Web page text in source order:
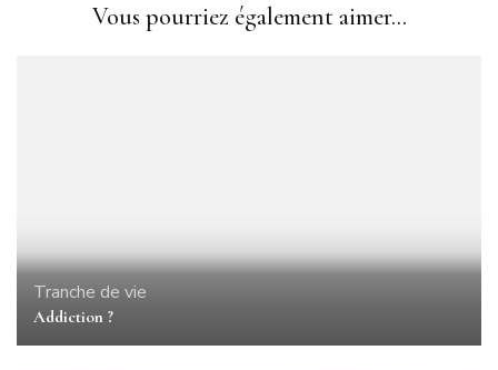
Vous pourriez également aimer...
Tranche de vie
Addiction ?